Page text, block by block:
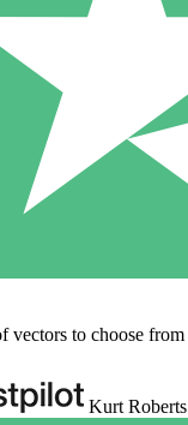
vectors to choose from
Kurt Roberts